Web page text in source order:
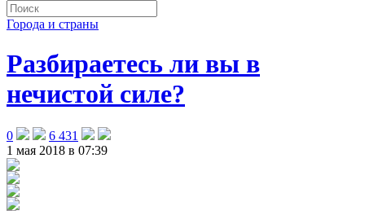
Города и страны
Разбираетесь ли вы в
нечистой силе?
0
6 431
1 мая 2018 в 07:39